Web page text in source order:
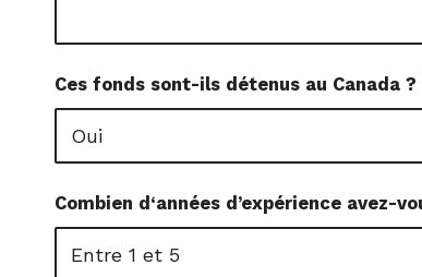
Ces fonds sont-ils détenus au Canada ?
Combien d‘années d’expérience avez-